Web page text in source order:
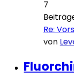
7
Re:
von